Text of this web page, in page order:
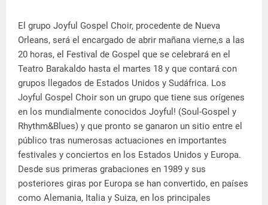
El grupo Joyful Gospel Choir, procedente de Nueva
Orleans, será el encargado de abrir mañana vierne,s a las
20 horas, el Festival de Gospel que se celebrará en el
Teatro Barakaldo hasta el martes 18 y que contará con
grupos llegados de Estados Unidos y Sudáfrica. Los
Joyful Gospel Choir son un grupo que tiene sus orígenes
en los mundialmente conocidos Joyful! (Soul-Gospel y
Rhythm&Blues) y que pronto se ganaron un sitio entre el
público tras numerosas actuaciones en importantes
festivales y conciertos en los Estados Unidos y Europa.
Desde sus primeras grabaciones en 1989 y sus
posteriores giras por Europa se han convertido, en países
como Alemania, Italia y Suiza, en los principales